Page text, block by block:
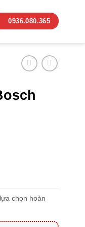
0936.080.365
chọn hoàn